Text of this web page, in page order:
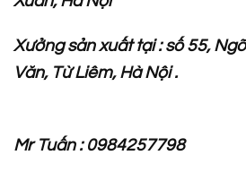
Xưởng sản xuất tại : số 55,
Văn, Từ Liêm,
Mr Tuấn : 0984257798